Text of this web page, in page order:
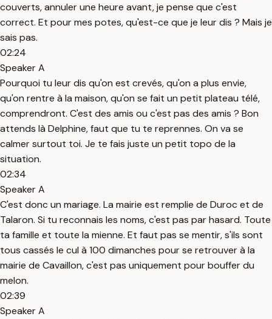
couverts, annuler une heure avant, je pense que c'est
correct. Et pour mes potes, qu'est-ce que je leur dis ? Mais je
sais pas.
02:24
Speaker A
Pourquoi tu leur dis qu'on est crevés, qu'on a plus envie,
qu'on rentre à la maison, qu'on se fait un petit plateau télé,
comprendront. C'est des amis ou c'est pas des amis ? Bon
attends là Delphine, faut que tu te reprennes. On va se
calmer surtout toi. Je te fais juste un petit topo de la
situation.
02:34
Speaker A
C'est donc un mariage. La mairie est remplie de Duroc et de
Talaron. Si tu reconnais les noms, c'est pas par hasard. Toute
ta famille et toute la mienne. Et faut pas se mentir, s'ils sont
tous cassés le cul à 100 dimanches pour se retrouver à la
mairie de Cavaillon, c'est pas uniquement pour bouffer du
melon.
02:39
Speaker A